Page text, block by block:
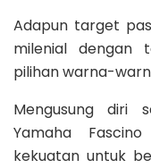
Adapun target
milenial dengan
pilihan warna-
Mengusung diri
Yamaha
kekuatan untuk